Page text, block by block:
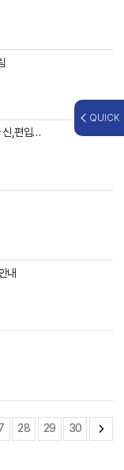
서울사이버대 2026-1 전북특별자치도 농어업인 2차 신,편입생 모집 안내
내
28 29 30
QUICK